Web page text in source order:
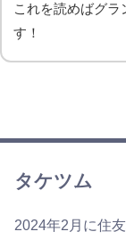
これを読めばグ
す！
タケツム
2024年2月に住